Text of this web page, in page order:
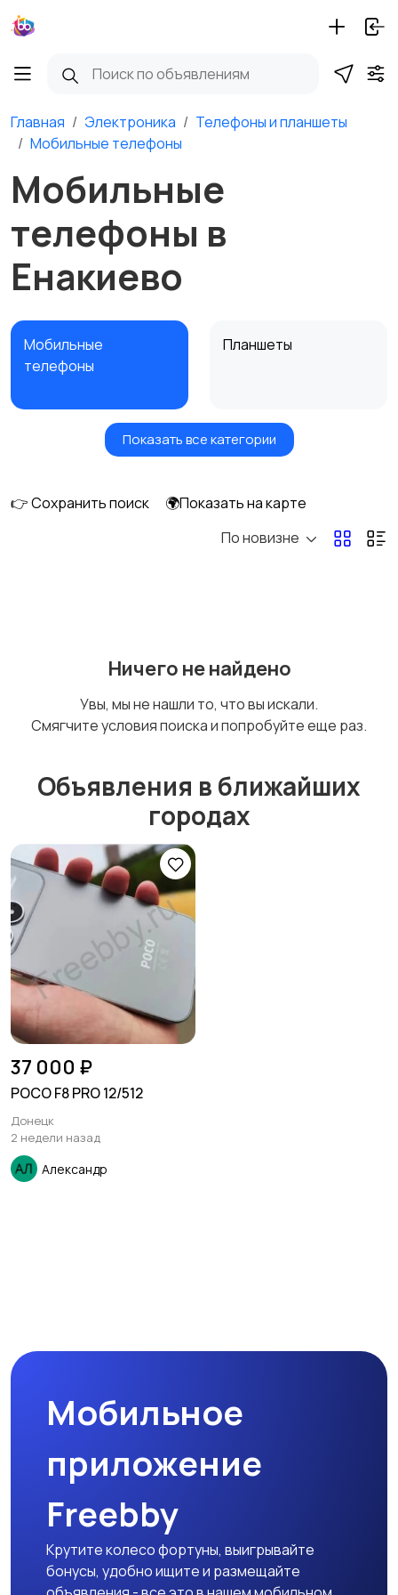
Главная Электроника
Телефоны и планшеты
Мобильные телефоны
Мобильные
телефоны в
Енакиево
Мобильные
телефоны
Планшеты
Умные часы и
Стационарные
Запчасти
аккумуляторы
Показать все категории
👉 Сохранить поиск
🌍Показать на карте
По новизне
Ничего не найдено
Увы, мы не нашли то, что вы искали.
Смягчите условия поиска и попробуйте еще раз.
Объявления в ближайших
городах
37 000 ₽
POCO F8 PRO 12/512
Донецк
2 недели назад
Александр
Мобильное
приложение
Freebby
Крутите колесо фортуны, выигрывайте
бонусы, удобно ищите и размещайте